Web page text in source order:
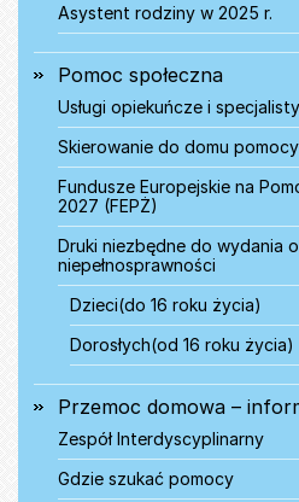
Asystent rodziny w 2025 r.
Pomoc społeczna
Usługi opiekuńcze i
Skierowanie do domu
Fundusze Europejskie na
2027 (FEPŻ)
Druki niezbędne do wydania
niepełnosprawności
Dzieci(do 16 roku życia)
Dorosłych(od 16 roku życia)
Przemoc domowa –
Zespół Interdyscyplinarny
Gdzie szukać pomocy